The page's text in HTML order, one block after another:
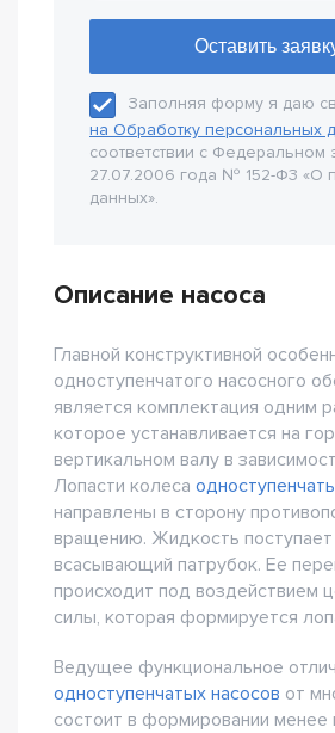
Заполняя форму я даю
на Обработку персональных
соответствии с Федеральном
27.07.2006 года № 152-Ф3 «О
данных».
Описание насоса
Главной конструктивной
одноступенчатого насосного
является комплектация одним
которое устанавливается на
вертикальном валу в
Лопасти колеса
направлены в сторону
вращению. Жидкость поступает
всасывающий патрубок. Ее
происходит под воздействием
силы, которая формируется
Ведущее функциональное
одноступенчатых насосов от
состоит в формировании менее